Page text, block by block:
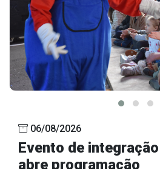
Outros
Downloads
Notícias
Contato
06/08/2026
Evento de
abre programação